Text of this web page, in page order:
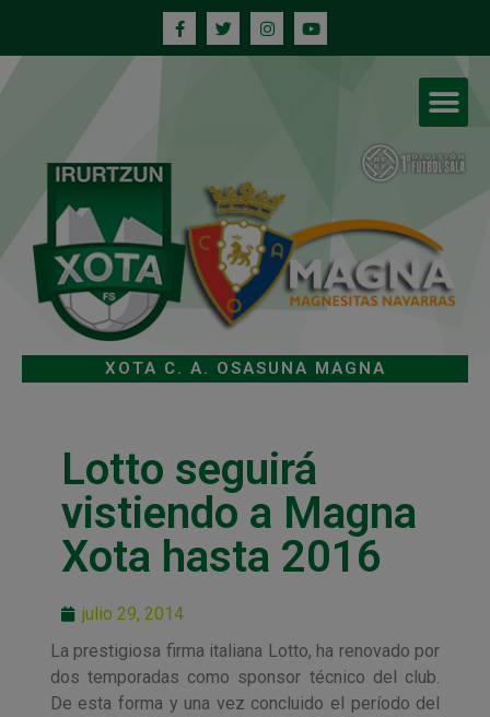
XOTA C. A. OSASUNA MAGNA
Lotto seguirá
vistiendo a Magna
Xota hasta 2016
julio 29, 2014
La prestigiosa firma italiana Lotto, ha renovado por
dos temporadas como sponsor técnico del club.
De esta forma y una vez concluido el período del